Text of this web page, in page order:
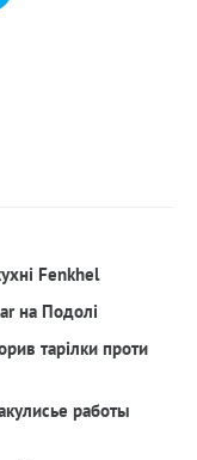
Fenkhel
на Подолі
тарілки проти
работы